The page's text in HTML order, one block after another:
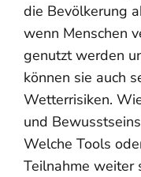
die Bevölkerung
wenn Menschen
genutzt werden
können sie auch
Wetterrisiken.
und
Welche Tools
Teilnahme weiter